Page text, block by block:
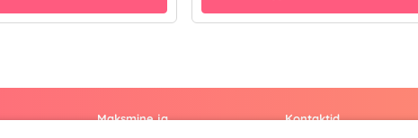
Maksmine ja
Kontaktid